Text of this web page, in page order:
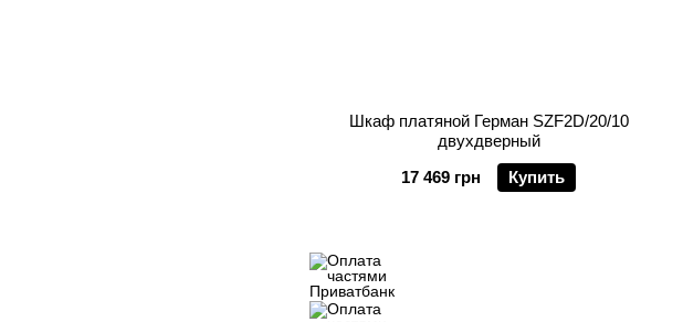
Шкаф платяной Герман SZF2D/20/10
двухдверный
17 469 грн
Купить